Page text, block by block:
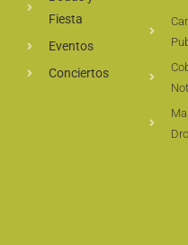
Fiesta
Eventos
Conciertos